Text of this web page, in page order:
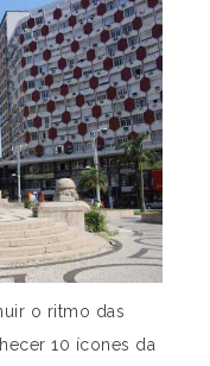
o ritmo das
10 ícones da